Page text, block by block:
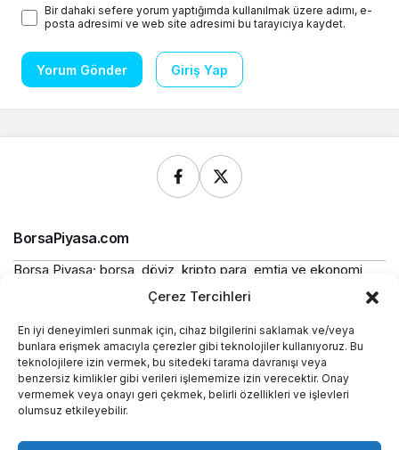
Çerez Tercihleri
En iyi deneyimleri sunmak için, cihaz bilgilerini saklamak ve/veya
bunlara erişmek amacıyla çerezler gibi teknolojiler kullanıyoruz. Bu
teknolojilere izin vermek, bu sitedeki tarama davranışı veya
benzersiz kimlikler gibi verileri işlememize izin verecektir. Onay
vermemek veya onayı geri çekmek, belirli özellikleri ve işlevleri
olumsuz etkileyebilir.
Bir dahaki sefere yorum yaptığımda kullanılmak üzere adımı, e-
posta adresimi ve web site adresimi bu tarayıcıya kaydet.
Yorum Gönder Giriş Yap
BorsaPiyasa.com
Borsa Piyasa; borsa, döviz, kripto para, emtia ve ekonomi
alanlarında güncel haberler, piyasa verileri ve bilgilendirici
içerikler sunan bağımsız bir dijital yayın platformudur.
Bu sitede yer alan içerikler bilgilendirme amaçlıdır ve
yatırım tavsiyesi niteliği taşımaz.
Yasal
Kurumsal